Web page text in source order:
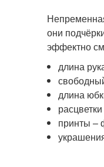
они
эффектно
длина
длина
принты –